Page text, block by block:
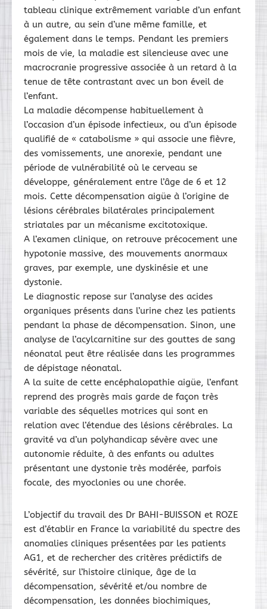
tableau clinique extrêmement variable d’un enfant
à un autre, au sein d’une même famille, et
également dans le temps. Pendant les premiers
mois de vie, la maladie est silencieuse avec une
macrocranie progressive associée à un retard à la
tenue de tête contrastant avec un bon éveil de
l’enfant.
La maladie décompense habituellement à
l’occasion d’un épisode infectieux, ou d’un épisode
qualifié de « catabolisme » qui associe une fièvre,
des vomissements, une anorexie, pendant une
période de vulnérabilité où le cerveau se
développe, généralement entre l’âge de 6 et 12
mois. Cette décompensation aigüe à l’origine de
lésions cérébrales bilatérales principalement
striatales par un mécanisme excitotoxique.
A l’examen clinique, on retrouve précocement une
hypotonie massive, des mouvements anormaux
graves, par exemple, une dyskinésie et une
dystonie.
Le diagnostic repose sur l’analyse des acides
organiques présents dans l’urine chez les patients
pendant la phase de décompensation. Sinon, une
analyse de l’acylcarnitine sur des gouttes de sang
néonatal peut être réalisée dans les programmes
de dépistage néonatal.
A la suite de cette encéphalopathie aigüe, l’enfant
reprend des progrès mais garde de façon très
variable des séquelles motrices qui sont en
relation avec l’étendue des lésions cérébrales. La
gravité va d’un polyhandicap sévère avec une
autonomie réduite, à des enfants ou adultes
présentant une dystonie très modérée, parfois
focale, des myoclonies ou une chorée.
L’objectif du travail des Dr BAHI-BUISSON et ROZE
est d’établir en France la variabilité du spectre des
anomalies cliniques présentées par les patients
AG1, et de rechercher des critères prédictifs de
sévérité, sur l’histoire clinique, âge de la
décompensation, sévérité et/ou nombre de
décompensation, les données biochimiques,